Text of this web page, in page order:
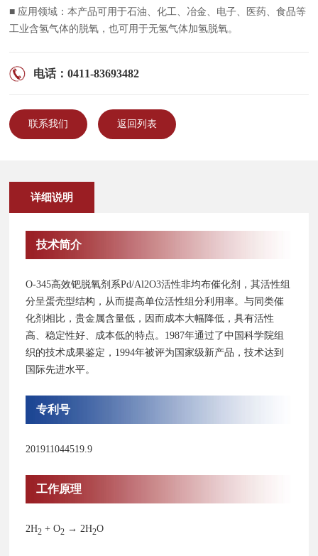
■ 应用领域：本产品可用于石油、化工、冶金、电子、医药、食品等
工业含氢气体的脱氧，也可用于无氢气体加氢脱氧。
电话：0411-83693482
联系我们 返回列表
详细说明
技术简介
O-345高效钯脱氧剂系Pd/Al2O3活性非均布催化剂，其活性组
分呈蛋壳型结构，从而提高单位活性组分利用率。与同类催
化剂相比，贵金属含量低，因而成本大幅降低，具有活性
高、稳定性好、成本低的特点。1987年通过了中国科学院组
织的技术成果鉴定，1994年被评为国家级新产品，技术达到
国际先进水平。
专利号
201911044519.9
工作原理
2H2+ O2→ 2H2O